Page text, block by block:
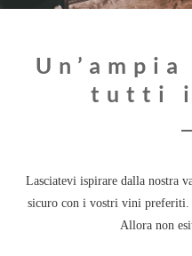
tutti i
Lasciatevi ispirare dalla nostra
sicuro con i vostri vini preferiti.
Allora non